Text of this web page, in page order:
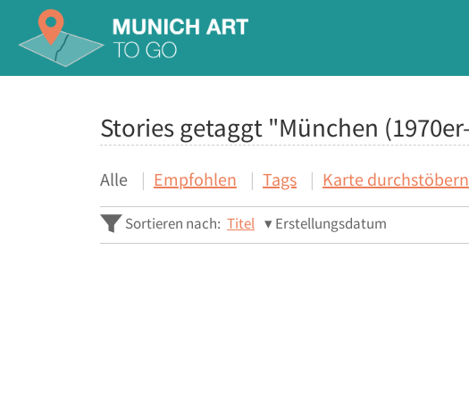
Stories getaggt "München
Alle Empfohlen Tags Karte durchstöbern
Sortieren nach: Titel Erstellungsdatum